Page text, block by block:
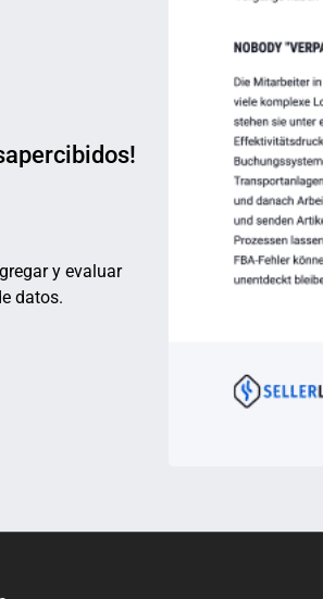
y evaluar
datos.